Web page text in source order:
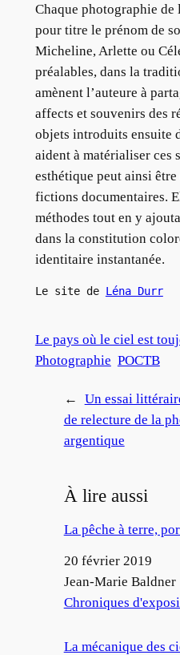
Chaque photographie de
pour titre le prénom de
Micheline, Arlette ou
préalables, dans la
amènent l’auteure à
affects et souvenirs des
objets introduits ensuite
aident à matérialiser ces
esthétique peut ainsi
fictions documentaires.
méthodes tout en y
dans la constitution
identitaire instantanée.
Le site de Léna Durr
Le pays où le ciel est
Photographie POCTB
←
Un essai
de relecture de la
argentique
À lire aussi
La pêche à terre,
Date
20 février 2019
Auteur
Jean-Marie Baldner
Par rapport à
Chroniques
La mécanique des